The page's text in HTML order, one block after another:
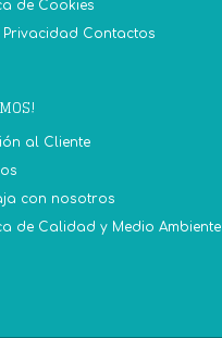
de Cookies
Privacidad Contactos
al Cliente
con nosotros
de Calidad y Medio Ambiente